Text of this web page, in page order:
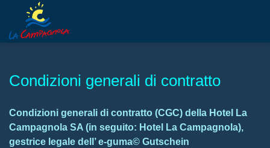
Condizioni generali di contratto
Condizioni generali di contratto (CGC) della Hotel La
Campagnola SA (in seguito: Hotel La Campagnola),
gestrice legale dell’ e-guma© Gutschein